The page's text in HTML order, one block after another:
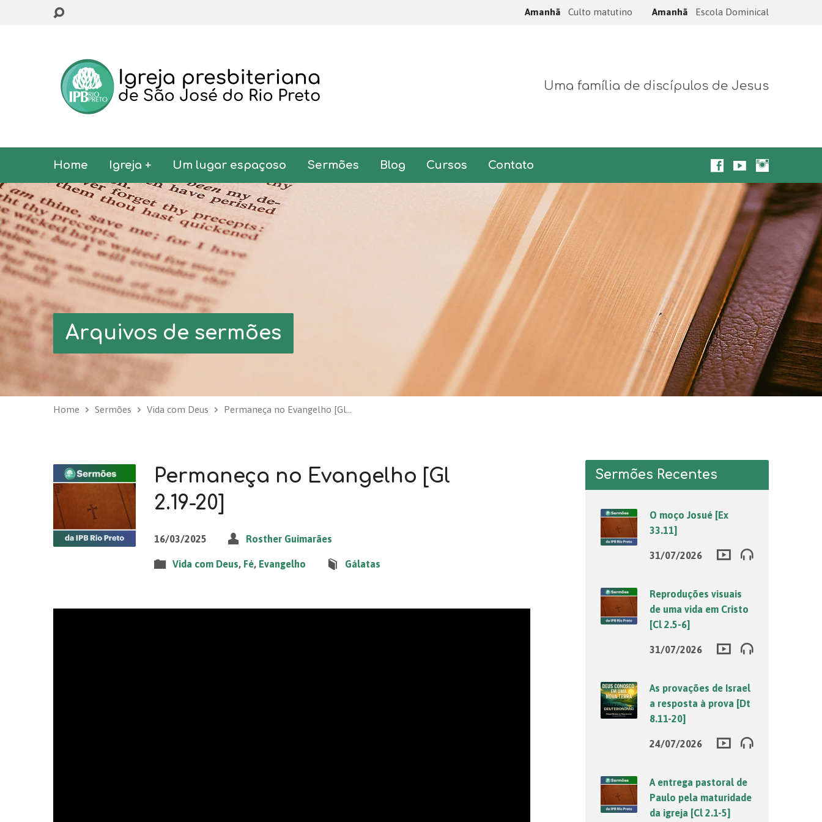
Amanhã Culto matutino Amanhã Escola Dominical
Uma família de discípulos de Jesus
Home Igreja + Um lugar espaçoso Sermões Blog Cursos Contato
Arquivos de sermões
Home Sermões Vida com Deus Permaneça no Evangelho [Gl…
Permaneça no Evangelho [Gl
2.19-20]
16/03/2025 Rosther Guimarães
Vida com Deus, Fé, Evangelho Gálatas
Sermões Recentes
O moço Josué [Ex
33.11]
31/07/2026
Reproduções visuais
de uma vida em Cristo
[Cl 2.5-6]
31/07/2026
As provações de Israel
a resposta à prova [Dt
8.11-20]
24/07/2026
A entrega pastoral de
Paulo pela maturidade
da igreja [Cl 2.1-5]